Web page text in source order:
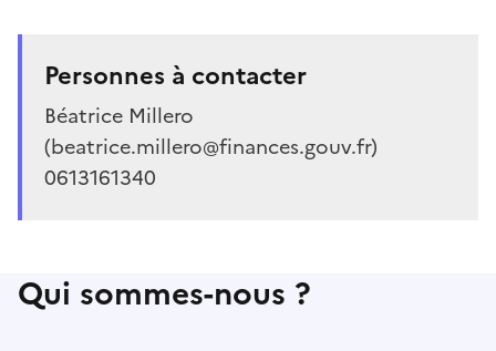
Personnes à contacter
Béatrice Millero
(beatrice.millero@finances.gouv.fr)
0613161340
Qui sommes-nous ?